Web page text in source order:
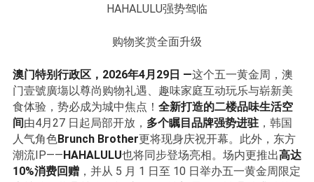
HAHALULU强势驾临
购物奖赏全面升级
澳门特别行政区，2026年4月29日 —这个五一黄金周，澳
门壹號廣塲以尊尚购物礼遇、趣味家庭互动玩乐与崭新美
食体验，势必成为城中焦点！ 全新打造的二楼品味生活空
间由4月27 日起局部开放， 多个瞩目品牌强势进驻，韩国
人气角色Brunch Brother更将现身庆祝开幕。此外，东方
潮流IP——HAHALULU也将同步登场亮相。场内更推出高达
10%消费回赠，并从 5 月 1 日至 10 日举办五一黄金周限定